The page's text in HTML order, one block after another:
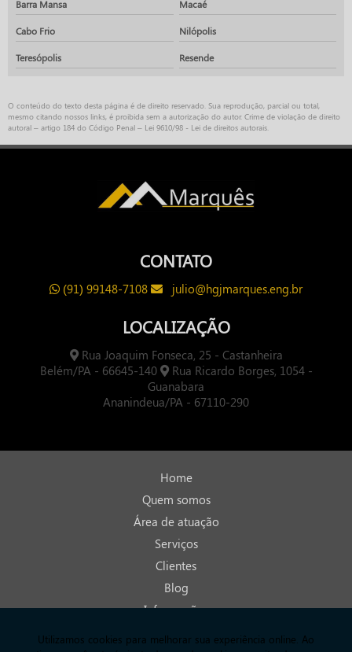
Barra Mansa Macaé
Cabo Frio Nilópolis
Teresópolis Resende
O conteúdo do texto desta página é de direito reservado. Sua reprodução, parcial ou total,
mesmo citando nossos links, é proibida sem a autorização do autor. Crime de violação de direito
autoral – artigo 184 do Código Penal – Lei 9610/98 - Lei de direitos autorais.
CONTATO
(91) 99148-7108 julio@hgjmarques.eng.br
LOCALIZAÇÃO
Rua Joaquim Fonseca, 25 - Castanheira
Belém/PA - 66645-140
Rua Ricardo Borges, 1054 -
Guanabara
Ananindeua/PA - 67110-290
Home
Quem somos
Área de atuação
Serviços
Clientes
Blog
Informações
Contato